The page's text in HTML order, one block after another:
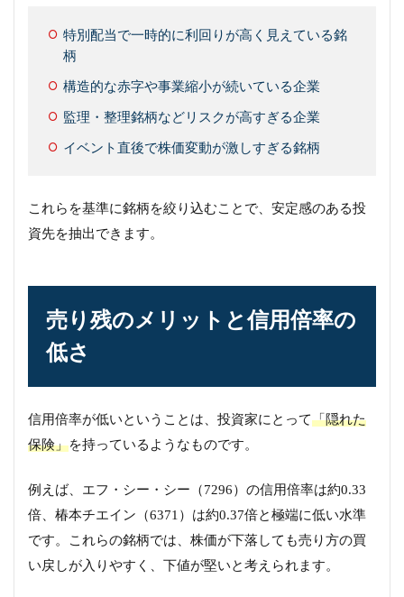
特別配当で一時的に利回りが高く見えている銘
柄
構造的な赤字や事業縮小が続いている企業
監理・整理銘柄などリスクが高すぎる企業
イベント直後で株価変動が激しすぎる銘柄
これらを基準に銘柄を絞り込むことで、安定感のある投
資先を抽出できます。
売り残のメリットと信用倍率の
低さ
信用倍率が低いということは、投資家にとって「隠れた
保険」を持っているようなものです。
例えば、エフ・シー・シー（7296）の信用倍率は約0.33
倍、椿本チエイン（6371）は約0.37倍と極端に低い水準
です。これらの銘柄では、株価が下落しても売り方の買
い戻しが入りやすく、下値が堅いと考えられます。